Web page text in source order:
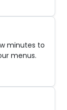
minutes to
menus.